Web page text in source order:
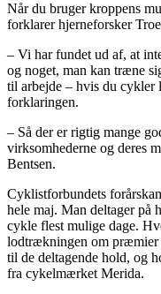
Når du bruger kroppens
forklarer hjerneforsker
– Vi har fundet ud af, at
og noget, man kan træne
til arbejde – hvis du
forklaringen.
– Så der er rigtig mange
virksomhederne og deres
Bentsen.
Cyklistforbundets
hele maj. Man deltager på
cykle flest mulige dage.
lodtrækningen om præmier
til de deltagende hold, og
fra cykelmærket Merida.